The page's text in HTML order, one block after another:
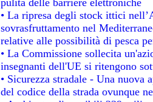
• La ripresa degli stock ittici
sovrasfruttamento nel
relative alle possibilità di pesca
• La Commissione sollecita
insegnanti dell'UE si ritengono
• Sicurezza stradale - Una nuova
del codice della strada ovunque